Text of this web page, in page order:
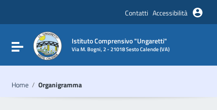
Vai al footer
Contatti Accessibilità
Attiva / disattiva la navigazione
Istituto Comprensivo "Ungaretti"
Via M. Bogni, 2 - 21018 Sesto Calende (VA)
Home / Organigramma